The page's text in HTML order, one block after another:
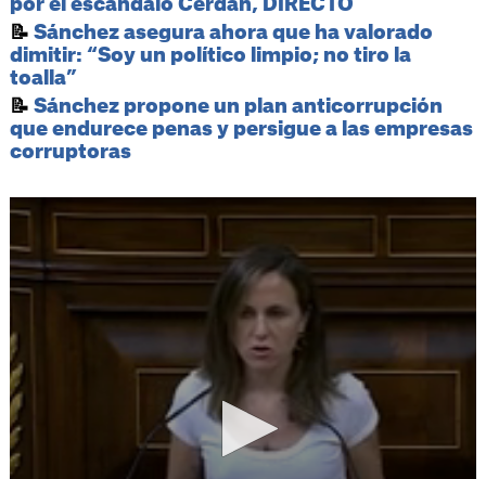
por el escándalo Cerdán, DIRECTO
📝 Sánchez asegura ahora que ha valorado
dimitir: “Soy un político limpio; no tiro la
toalla”
📝 Sánchez propone un plan anticorrupción
que endurece penas y persigue a las empresas
corruptoras